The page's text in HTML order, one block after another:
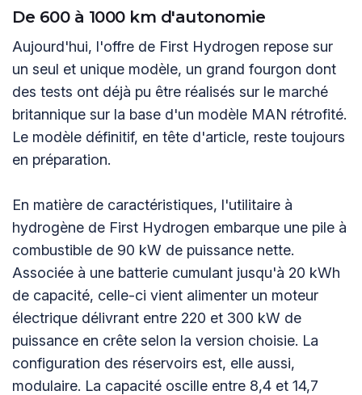
De 600 à 1000 km d'autonomie
Aujourd'hui, l'offre de First Hydrogen repose sur
un seul et unique modèle, un grand fourgon dont
des tests ont déjà pu être réalisés sur le marché
britannique sur la base d'un modèle MAN rétrofité.
Le modèle définitif, en tête d'article, reste toujours
en préparation.
En matière de caractéristiques, l'utilitaire à
hydrogène de First Hydrogen embarque une pile à
combustible de 90 kW de puissance nette.
Associée à une batterie cumulant jusqu'à 20 kWh
de capacité, celle-ci vient alimenter un moteur
électrique délivrant entre 220 et 300 kW de
puissance en crête selon la version choisie. La
configuration des réservoirs est, elle aussi,
modulaire. La capacité oscille entre 8,4 et 14,7